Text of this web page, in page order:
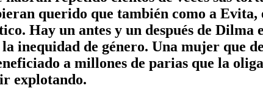
querido que también como a Evita,
Hay un antes y un después de
inequidad de género. Una mujer que
a millones de parias que la
explotando.